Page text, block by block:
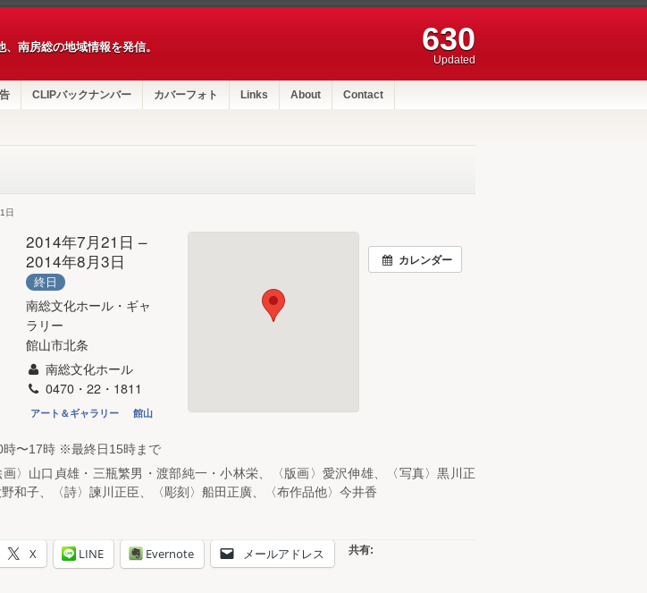
南房総の地域情報を発信。 630
Updated
CLIPバックナンバー カバーフォト Links About Contact
日
カレンダー
2014年7月21日 –
2014年8月3日
終日
南総文化ホール・ギャ
ラリー
館山市北条
南総文化ホール
0470・22・1811
アート＆ギャラリー 館山
時〜17時 ※最終日15時まで
画〉山口貞雄・三瓶繁男・渡部純一・小林栄、〈版画〉愛沢伸雄、〈写真〉黒川正
和子、〈詩〉諫川正臣、〈彫刻〉船田正廣、〈布作品他〉今井香
共有:
X LINE Evernote メールアドレス